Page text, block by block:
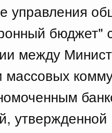
управления
бюджет"
между
массовых